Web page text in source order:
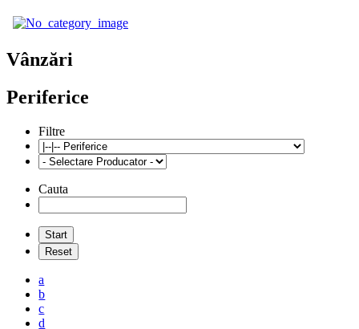
Vânzări
Periferice
Filtre
Cauta
a
b
c
d